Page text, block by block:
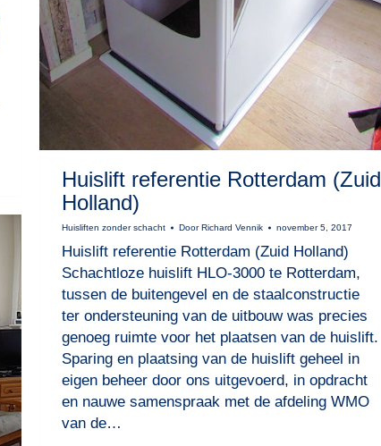
Huislift referentie Rotterdam (Zuid
Holland)
Huisliften zonder schacht DoorRichard Vennik november 5, 2017
Huislift referentie Rotterdam (Zuid Holland)
Schachtloze huislift HLO-3000 te Rotterdam,
tussen de buitengevel en de staalconstructie
ter ondersteuning van de uitbouw was precies
genoeg ruimte voor het plaatsen van de huislift.
Sparing en plaatsing van de huislift geheel in
eigen beheer door ons uitgevoerd, in opdracht
en nauwe samenspraak met de afdeling WMO
van de…